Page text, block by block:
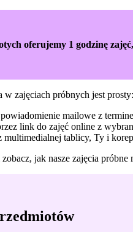
oferujemy 1 godzinę
w zajęciach próbnych jest prosty:
mailowe z
link do zajęć online z
multimedialnej tablicy, Ty i
jak nasze zajęcia